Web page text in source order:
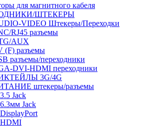
для магнитного кабеля
ШТЕКЕРЫ
VIDEO Штекеры/Переходки
RJ45 разъемы
AUX
(F) разъемы
разъемы/переходники
DVI-HDMI переходники
3G/4G
штекеры/разъемы
Jack
Jack